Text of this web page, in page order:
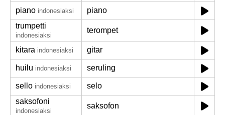
piano indonesiaksi
piano
trumpetti
indonesiaksi
terompet
kitara indonesiaksi gitar
huilu indonesiaksi seruling
sello indonesiaksi
selo
saksofoni
indonesiaksi
saksofon